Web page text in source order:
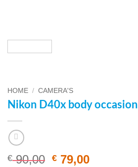
HOME / CAMERA'S
Nikon D40x body occasion
€90,00 Oorspronkelijke
€ 79,00Huidige